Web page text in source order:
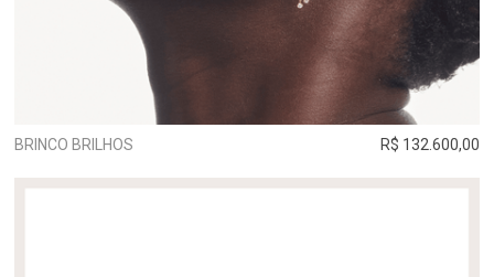
BRINCO BRILHOS R$ 132.600,00